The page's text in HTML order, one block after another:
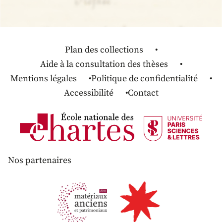
Plan des collections
Aide à la consultation des thèses
Mentions légales
Politique de confidentialité
Accessibilité
Contact
Nos partenaires